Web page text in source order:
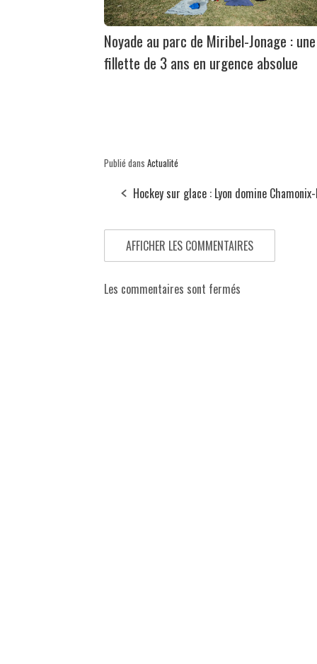
Noyade au parc de Miribel-Jonage : une
fillette de 3 ans en urgence absolue
Publié dans Actualité
Hockey sur glace : Lyon domine
AFFICHER LES COMMENTAIRES
Les commentaires sont fermés